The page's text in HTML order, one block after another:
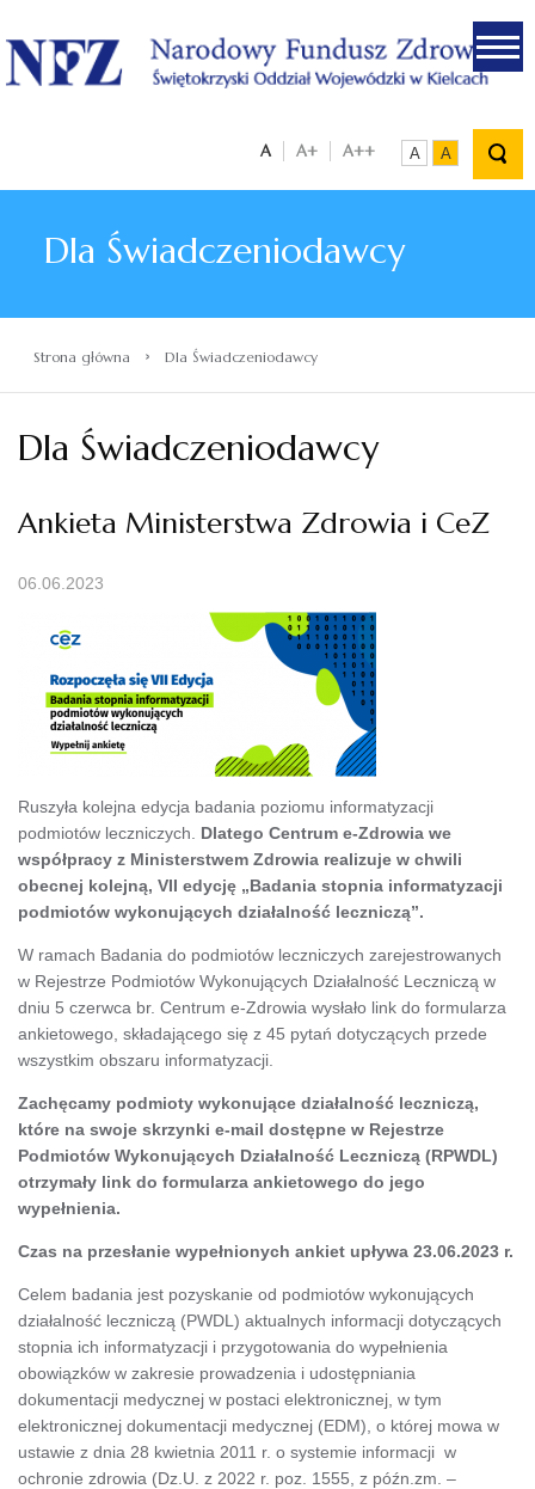
.
A A+ A++ A A
Dla Świadczeniodawcy
Strona główna › Dla Świadczeniodawcy
Dla Świadczeniodawcy
Ankieta Ministerstwa Zdrowia i CeZ
06.06.2023
Ruszyła kolejna edycja badania poziomu informatyzacji
podmiotów leczniczych. Dlatego Centrum e-Zdrowia we
współpracy z Ministerstwem Zdrowia realizuje w chwili
obecnej kolejną, VII edycję „Badania stopnia informatyzacji
podmiotów wykonujących działalność leczniczą”.
W ramach Badania do podmiotów leczniczych zarejestrowanych
w Rejestrze Podmiotów Wykonujących Działalność Leczniczą w
dniu 5 czerwca br. Centrum e-Zdrowia wysłało link do formularza
ankietowego, składającego się z 45 pytań dotyczących przede
wszystkim obszaru informatyzacji.
Zachęcamy podmioty wykonujące działalność leczniczą,
które na swoje skrzynki e-mail dostępne w Rejestrze
Podmiotów Wykonujących Działalność Leczniczą (RPWDL)
otrzymały link do formularza ankietowego do jego
wypełnienia.
Czas na przesłanie wypełnionych ankiet upływa 23.06.2023 r.
Celem badania jest pozyskanie od podmiotów wykonujących
działalność leczniczą (PWDL) aktualnych informacji dotyczących
stopnia ich informatyzacji i przygotowania do wypełnienia
obowiązków w zakresie prowadzenia i udostępniania
dokumentacji medycznej w postaci elektronicznej, w tym
elektronicznej dokumentacji medycznej (EDM), o której mowa w
ustawie z dnia 28 kwietnia 2011 r. o systemie informacji w
ochronie zdrowia (Dz.U. z 2022 r. poz. 1555, z późn.zm. –